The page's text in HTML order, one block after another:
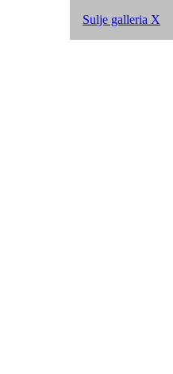
Sulje galleria X